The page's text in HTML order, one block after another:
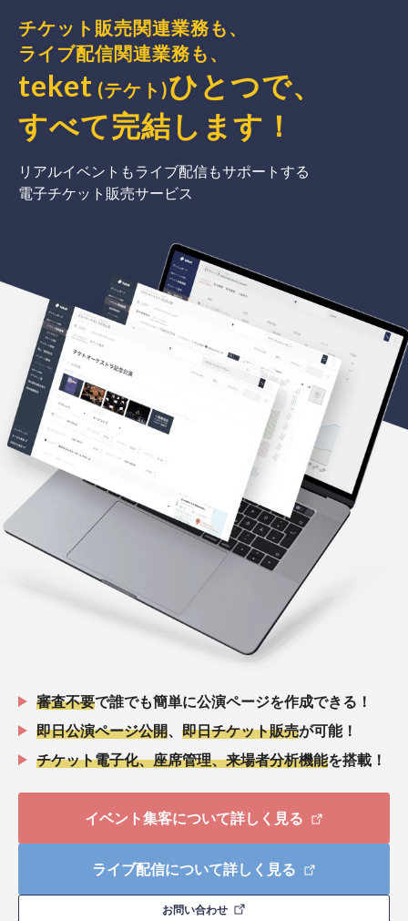
チケット販売関連業務も、
ライブ配信関連業務も、
teket (テケト)ひとつで、
すべて完結 します ！
リアルイベントもライブ配信もサポートする
電子チケット販売サービス
審査不要で誰でも簡単に公演ページを作成できる！
即日公演ページ公開
即日チケット販売が可能！
チケット電子化、座席管理、来場者分析機能を搭載！
イベント集客について詳しく見る
ライブ配信について詳しく見る
お問い合わせ